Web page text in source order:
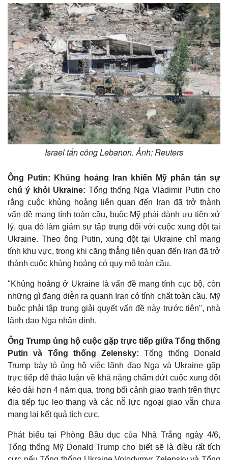
Kinh tế
Bất động sản
Khởi nghiệp
Thị trường
Giá vàng
Tiêu dùng
Tỷ giá
Chứng khoán
Giá cà phê
Israel tấn công Lebanon. Ảnh: Reuters
Ông Putin: Khủng hoảng Iran khiến Mỹ phân tán sự
chú ý khỏi Ukraine: Tổng thống Nga Vladimir Putin cho
rằng cuộc khủng hoảng liên quan đến Iran đã trở thành
vấn đề mang tính toàn cầu, buộc Mỹ phải dành ưu tiên xử
lý, qua đó làm giảm sự tập trung đối với cuộc xung đột tại
Ukraine. Theo ông Putin, xung đột tại Ukraine chỉ mang
tính khu vực, trong khi căng thẳng liên quan đến Iran đã trở
thành cuộc khủng hoảng có quy mô toàn cầu.
"Khủng hoảng ở Ukraine là vấn đề mang tính cục bộ, còn
những gì đang diễn ra quanh Iran có tính chất toàn cầu. Mỹ
buộc phải tập trung giải quyết vấn đề này trước tiên", nhà
lãnh đạo Nga nhận định.
Ông Trump ủng hộ cuộc gặp trực tiếp giữa Tổng thống
Putin và Tổng thống Zelensky: Tổng thống Donald
Trump bày tỏ ủng hộ việc lãnh đạo Nga và Ukraine gặp
trực tiếp để thảo luận về khả năng chấm dứt cuộc xung đột
kéo dài hơn 4 năm qua, trong bối cảnh giao tranh trên thực
địa tiếp tục leo thang và các nỗ lực ngoại giao vẫn chưa
mang lại kết quả tích cực.
Phát biểu tại Phòng Bầu dục của Nhà Trắng ngày 4/6,
Tổng thống Mỹ Donald Trump cho biết sẽ là điều rất tích